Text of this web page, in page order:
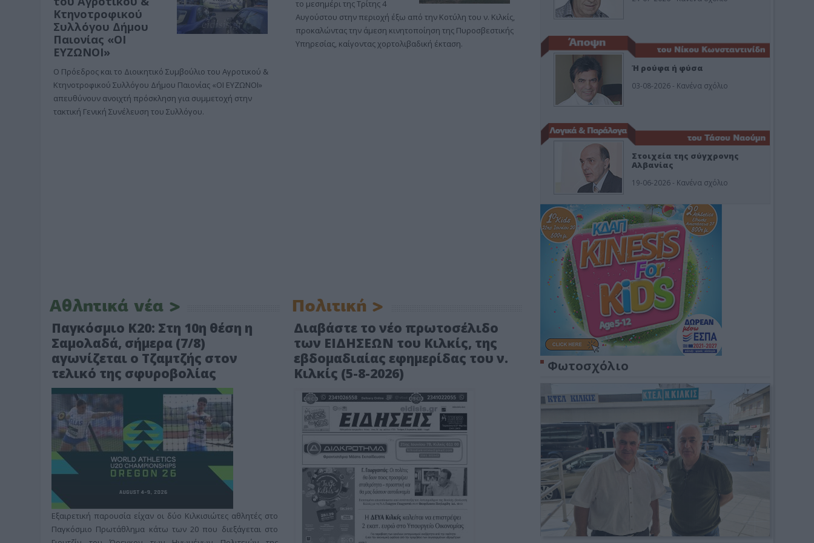
Κτηνοτροφικού
Συλλόγου Δήμου
Παιονίας «ΟΙ
ΕΥΖΩΝΟΙ»
Ο Πρόεδρος και το Διοικητικό Συμβούλιο του Αγροτικού &
Κτηνοτροφικού Συλλόγου Δήμου Παιονίας «ΟΙ ΕΥΖΩΝΟΙ»
απευθύνουν ανοιχτή πρόσκληση για συμμετοχή στην
τακτική Γενική Συνέλευση του Συλλόγου.
το μεσημέρι της Τρίτης 4
Αυγούστου στην περιοχή έξω από την Κοτύλη του ν. Κιλκίς,
προκαλώντας την άμεση κινητοποίηση της Πυροσβεστικής
Υπηρεσίας, καίγοντας χορτολιβαδική έκταση.
ΑΘΛΗΤΙΚΆ
Παγκόσμιο Κ20: Στη 10η θέση η
Σαμολαδά, σήμερα (7/8)
αγωνίζεται ο Τζαμτζής στον
τελικό της σφυροβολίας
Εξαιρετική παρουσία είχαν οι δύο Κιλκισιώτες αθλητές στο
Παγκόσμιο Πρωτάθλημα κάτω των 20 που διεξάγεται στο
Διαβάστε το νέο πρωτοσέλιδο
των ΕΙΔΗΣΕΩΝ του Κιλκίς, της
εβδομαδιαίας εφημερίδας του ν.
Κιλκίς (5-8-2026)
Ή ρούφα ή φύσα
03-08-2026 - Κανένα σχόλιο
Στοιχεία της σύγχρονης
Αλβανίας
19-06-2026 - Κανένα σχόλιο
Φωτοσχόλιο